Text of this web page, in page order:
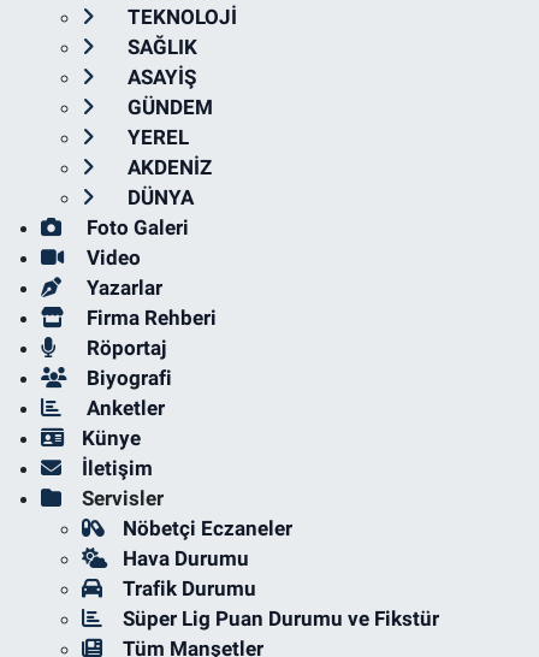
TEKNOLOJİ
SAĞLIK
ASAYİŞ
GÜNDEM
YEREL
AKDENİZ
DÜNYA
Foto Galeri
Video
Yazarlar
Firma Rehberi
Röportaj
Biyografi
Anketler
Künye
İletişim
Servisler
Nöbetçi Eczaneler
Hava Durumu
Trafik Durumu
Süper Lig Puan Durumu ve Fikstür
Tüm Manşetler